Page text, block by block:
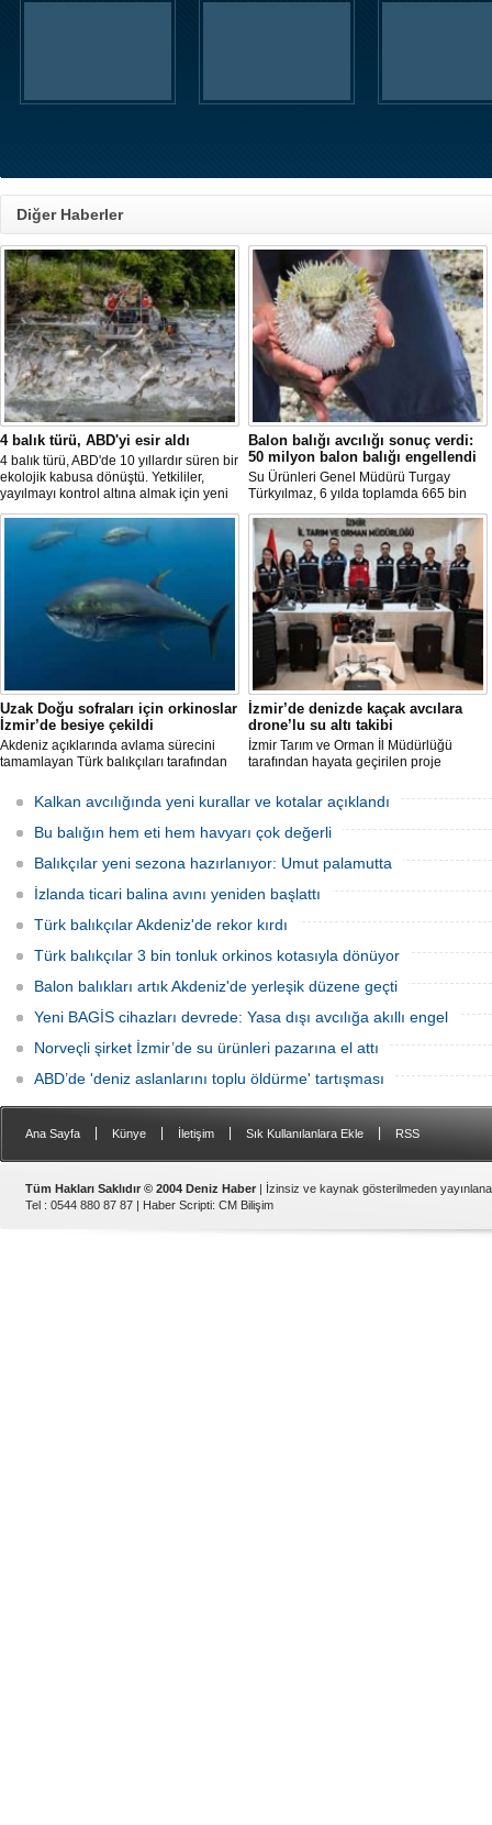
Diğer Haberler
4 balık türü, ABD'yi esir aldı
4 balık türü, ABD'de 10 yıllardır süren bir
ekolojik kabusa dönüştü. Yetkililer,
yayılmayı kontrol altına almak için yeni
projeler geliştirirken, uzmanlar
tamamen yok edilmenin imkansız
olduğunu belirtiyor.
Balon balığı avcılığı sonuç verdi:
50 milyon balon balığı engellendi
Su Ürünleri Genel Müdürü Turgay
Türkyılmaz, 6 yılda toplamda 665 bin
balon balığının ekosistemden
uzaklaştırıldığını belirterek, "Balon balığı
avcılığı sayesinde, yaklaşık 50 milyon
yeni balon balığının ekosisteme
katılması önlendi." dedi.
Uzak Doğu sofraları için orkinoslar
İzmir’de besiye çekildi
Akdeniz açıklarında avlama sürecini
tamamlayan Türk balıkçıları tarafından
orkinoslar, Uzak Doğu ülkelerine ihraç
edilmek için özenle bakılıyor.
İzmir’de denizde kaçak avcılara
drone’lu su altı takibi
İzmir Tarım ve Orman İl Müdürlüğü
tarafından hayata geçirilen proje
faaliyetleri anlık olarak tespit edebilen
hava ve su altı dronları sahada aktif
olarak kullanılmaya başlandı.
Kalkan avcılığında yeni kurallar ve kotalar açıklandı
Bu balığın hem eti hem havyarı çok değerli
Balıkçılar yeni sezona hazırlanıyor: Umut palamutta
İzlanda ticari balina avını yeniden başlattı
Türk balıkçılar Akdeniz'de rekor kırdı
Türk balıkçılar 3 bin tonluk orkinos kotasıyla dönüyor
Balon balıkları artık Akdeniz'de yerleşik düzene geçti
Yeni BAGİS cihazları devrede: Yasa dışı avcılığa akıllı engel
Norveçli şirket İzmir’de su ürünleri pazarına el attı
ABD’de 'deniz aslanlarını toplu öldürme' tartışması
Ana Sayfa Künye İletişim Sık Kullanılanlara Ekle RSS
Tüm Hakları Saklıdır © 2004 Deniz Haber | İzinsiz ve kaynak gösterilmeden
Tel : 0544 880 87 87 | Haber Scripti: CM Bilişim